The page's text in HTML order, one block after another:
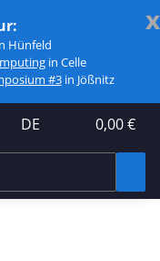
x
Hünfeld
in Celle
#3in Jößnitz
DE 0,00 €